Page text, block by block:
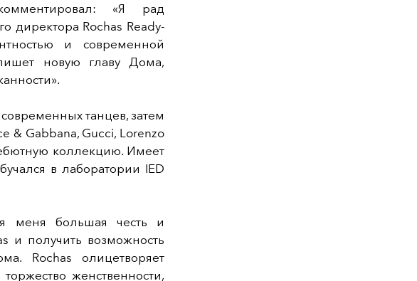
«Я рад
директора Rochas Ready-
и современной
новую главу Дома,
танцев, затем
& Gabbana, Gucci, Lorenzo
коллекцию. Имеет
в лаборатории IED
меня большая честь и
и получить возможность
Rochas олицетворяет
женственности,